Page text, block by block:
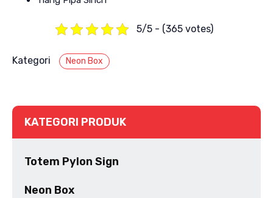
5/5 - (365 votes)
Kategori Neon Box
KATEGORI PRODUK
Totem Pylon Sign
Neon Box